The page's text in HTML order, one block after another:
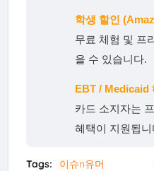
학생 할인
무료 체험 및 프
을 수 있습니다.
EBT / Medicaid
카드 소지자는
혜택이 지원됩니
Tags: 이슈n유머